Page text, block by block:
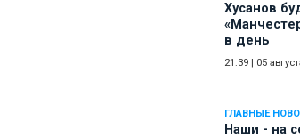
Хусанов
в день
21:39 05
ГЛАВНЫЕ
Наши - на